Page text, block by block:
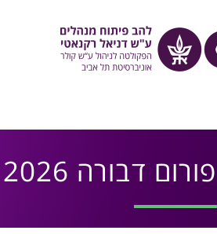
דבורה 2026